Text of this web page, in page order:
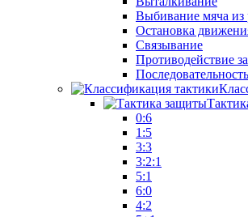
Выбивание мяча из
Остановка
Связывание
Противодействие
0:6
1:5
3:3
3:2:1
5:1
6:0
4:2